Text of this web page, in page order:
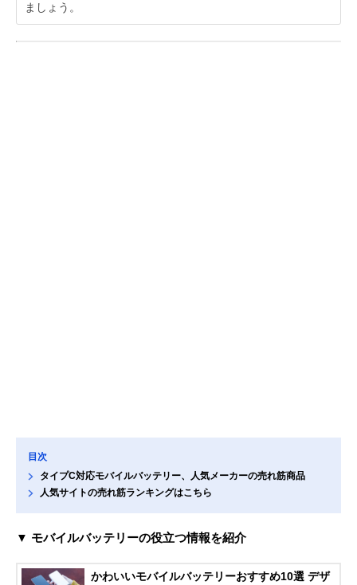
ましょう。
目次
タイプC対応モバイルバッテリー、人気メーカーの売れ筋商品
人気サイトの売れ筋ランキングはこちら
▼ モバイルバッテリーの役立つ情報を紹介
かわいいモバイルバッテリーおすすめ10選 デザ